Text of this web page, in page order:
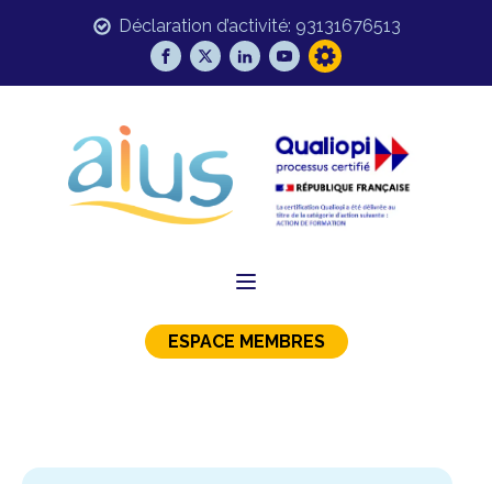
Déclaration d’activité: 93131676513
ESPACE MEMBRES